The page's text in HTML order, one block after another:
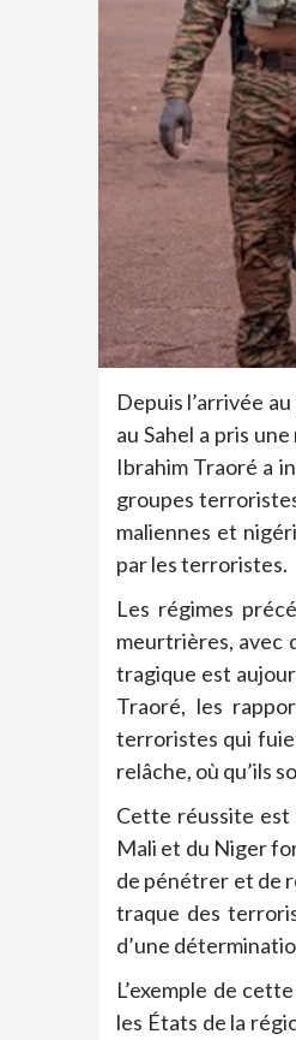
Depuis l’arrivée
au Sahel a pris
Ibrahim Traoré a
groupes
maliennes et
par les terroristes.
Les régimes
meurtrières, avec
tragique est
Traoré, les
terroristes qui
relâche, où qu’ils
Cette réussite est
Mali et du Niger
de pénétrer et de
traque des
d’une
L’exemple de
les États de la